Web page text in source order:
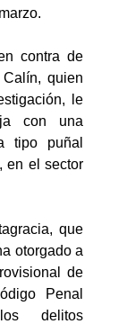
contra de
quien
le
con una
tipo puñal
en el sector
que
otorgado a
de
Penal
delitos